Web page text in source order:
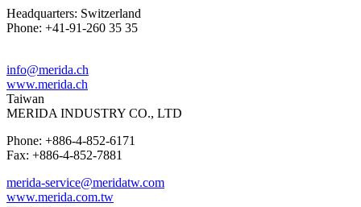
Headquarters: Switzerland
Phone: +41-91-260 35 35
info@merida.ch
www.merida.ch
Taiwan
MERIDA INDUSTRY CO., LTD
Phone: +886-4-852-6171
Fax: +886-4-852-7881
merida-service@meridatw.com
www.merida.com.tw